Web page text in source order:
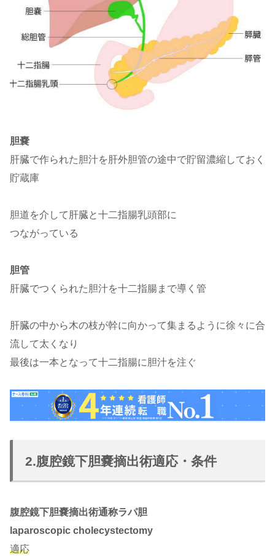
胆嚢
肝臓で作られた胆汁を肝外胆管の途中で貯留濃縮しておく
貯蔵庫
胆道を介して肝臓と十二指腸乳頭部に
つながっている
胆管
肝臓でつくられた胆汁を十二指腸まで導く管
肝臓の中から木の枝が幹に向かって集まるように徐々に合
流して太くなり
最後は一本となって十二指腸に胆汁を注ぐ
2.腹腔鏡下胆嚢摘出術適応・条件
腹腔鏡下胆嚢摘出術通称ラパ胆
laparoscopic cholecystectomy
適応